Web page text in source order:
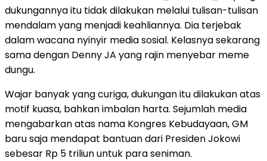
dukungannya itu tidak dilakukan melalui tulisan-tulisan
mendalam yang menjadi keahliannya. Dia terjebak
dalam wacana nyinyir media sosial. Kelasnya sekarang
sama dengan Denny JA yang rajin menyebar meme
dungu.
Wajar banyak yang curiga, dukungan itu dilakukan atas
motif kuasa, bahkan imbalan harta. Sejumlah media
mengabarkan atas nama Kongres Kebudayaan, GM
baru saja mendapat bantuan dari Presiden Jokowi
sebesar Rp 5 triliun untuk para seniman.